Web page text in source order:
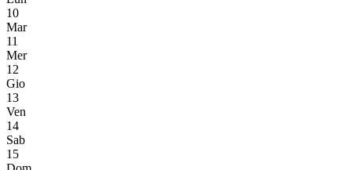
10
Mar
11
Mer
12
Gio
13
Ven
14
Sab
15